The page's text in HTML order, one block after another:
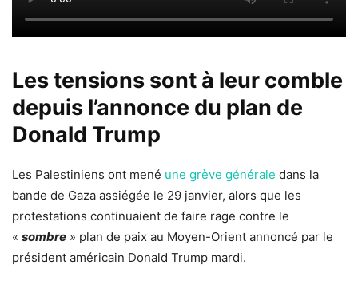
Les tensions sont à leur comble
depuis l’annonce du plan de
Donald Trump
Les Palestiniens ont mené une grève générale dans la
bande de Gaza assiégée le 29 janvier, alors que les
protestations continuaient de faire rage contre le
« sombre » plan de paix au Moyen-Orient annoncé par le
président américain Donald Trump mardi.